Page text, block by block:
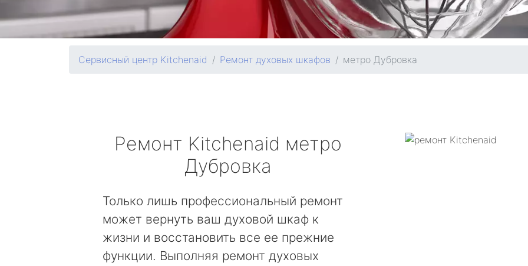
Сервисный центр Kitchenaid Ремонт духовых шкафов метро Дубровка
Ремонт Kitchenaid метро
Дубровка
Только лишь профессиональный ремонт
может вернуть ваш духовой шкаф к
жизни и восстановить все ее прежние
функции. Выполняя ремонт духовых